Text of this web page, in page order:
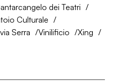
dei Teatri
Culturale
Serra Vinilificio
Xing